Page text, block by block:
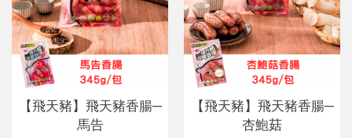
【飛天豬】飛天豬香腸─
馬告
【飛天豬】飛天豬香腸─
杏鮑菇